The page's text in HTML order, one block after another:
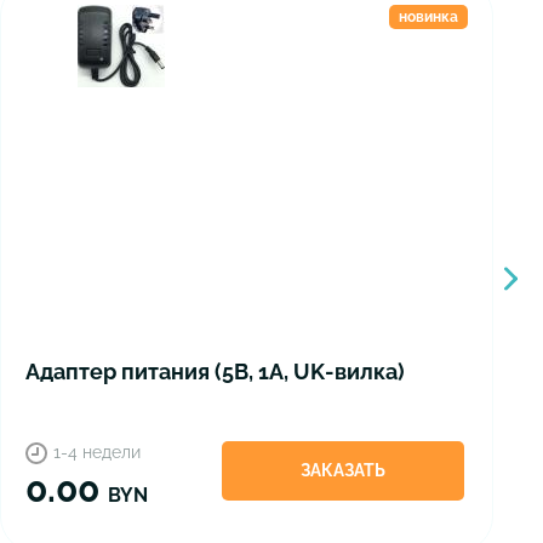
новинка
Адаптер питания (5В, 1А, UK-вилка)
1-4 недели
0.00 BYN
ЗАКАЗАТЬ